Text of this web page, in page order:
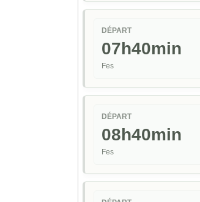
DÉPART
07h40min
Fes
DÉPART
08h40min
Fes